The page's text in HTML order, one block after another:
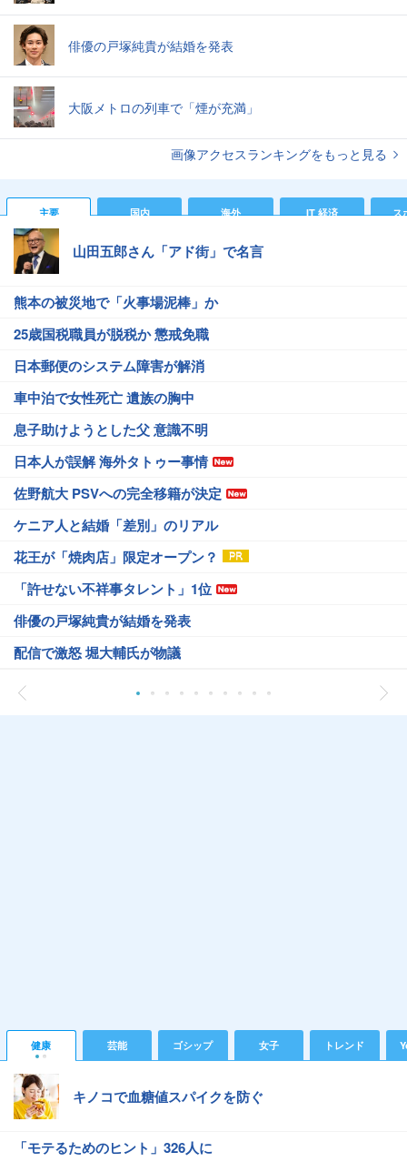
俳優の戸塚純貴が結婚を発表
大阪メトロの列車で「煙が充満」
画像アクセスランキングをもっと見る
主要 国内 海外 IT 経済 ス
山田五郎さん「アド街」で名言
熊本の被災地で「火事場泥棒」か
25歳国税職員が脱税か 懲戒免職
日本郵便のシステム障害が解消
車中泊で女性死亡 遺族の胸中
息子助けようとした父 意識不明
日本人が誤解 海外タトゥー事情
佐野航大 PSVへの完全移籍が決定
ケニア人と結婚「差別」のリアル
花王が「焼肉店」限定オープン？
「許せない不祥事タレント」1位
俳優の戸塚純貴が結婚を発表
配信で激怒 堀大輔氏が物議
健康 芸能 ゴシップ 女子 トレンド
キノコで血糖値スパイクを防ぐ
「モテるためのヒント」326人に